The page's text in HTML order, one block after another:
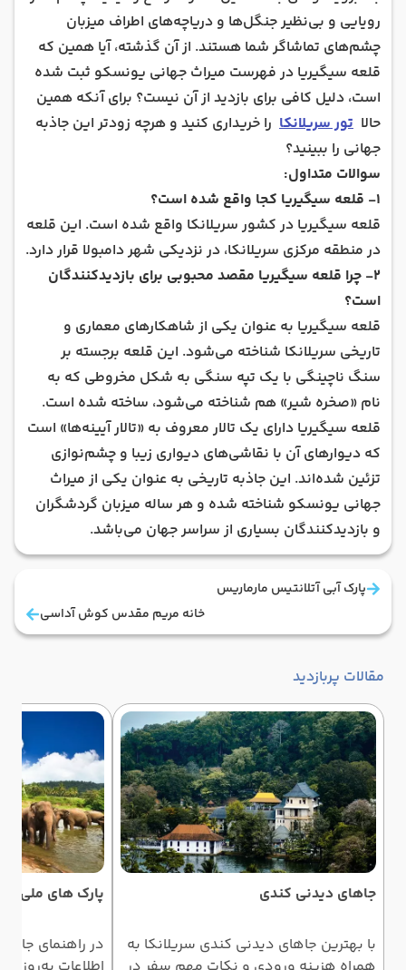
رویایی و بی‌نظیر جنگل‌ها و دریاچه‌های اطراف میزبان
چشم‌های تماشاگر شما هستند. از آن گذشته، آیا همین که
قلعه سیگیریا در فهرست میراث جهانی یونسکو ثبت شده
است، دلیل کافی برای بازدید از آن نیست؟ برای آنکه همین
حالا تور سریلانکا را خریداری کنید و هرچه زودتر این جاذبه
جهانی را ببینید؟
سوالات متداول:
۱- قلعه سیگیریا کجا واقع شده است؟
قلعه سیگیریا در کشور سریلانکا واقع شده است. این قلعه
در منطقه مرکزی سریلانکا، در نزدیکی شهر دامبولا قرار دارد.
۲- چرا قلعه سیگیریا مقصد محبوبی برای بازدیدکنندگان
است؟
قلعه سیگیریا به عنوان یکی از شاهکارهای معماری و
تاریخی سریلانکا شناخته می‌شود. این قلعه برجسته بر
سنگ ناچینگی با یک تپه سنگی به شکل مخروطی که به
نام «صخره شیر» هم شناخته می‌شود، ساخته شده است.
قلعه سیگیریا دارای یک تالار معروف به «تالار آیینه‌ها» است
که دیوارهای آن با نقاشی‌های دیواری زیبا و چشم‌نوازی
تزئین شده‌اند. این جاذبه تاریخی به عنوان یکی از میراث
جهانی یونسکو شناخته شده و هر ساله میزبان گردشگران
و بازدیدکنندگان بسیاری از سراسر جهان می‌باشد.
پارک آبی آتلانتیس مارماریس
خانه مریم مقدس کوش آداسی
مقالات پربازدید
جاهای دیدنی کندی
با بهترین جاهای دیدنی کندی سریلانکا به
پارک های ملی
در راهنمای